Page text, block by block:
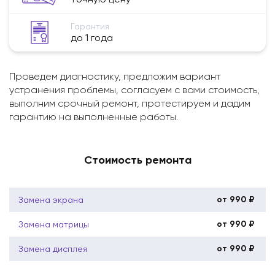
Гарантия
до 1 года
Проведем диагностику, предложим вариант
устранения проблемы, согласуем с вами стоимость,
выполним срочный ремонт, протестируем и дадим
гарантию на выполненные работы.
Стоимость ремонта
Замена экрана от 990 ₽
Замена матрицы от 990 ₽
Замена дисплея от 990 ₽